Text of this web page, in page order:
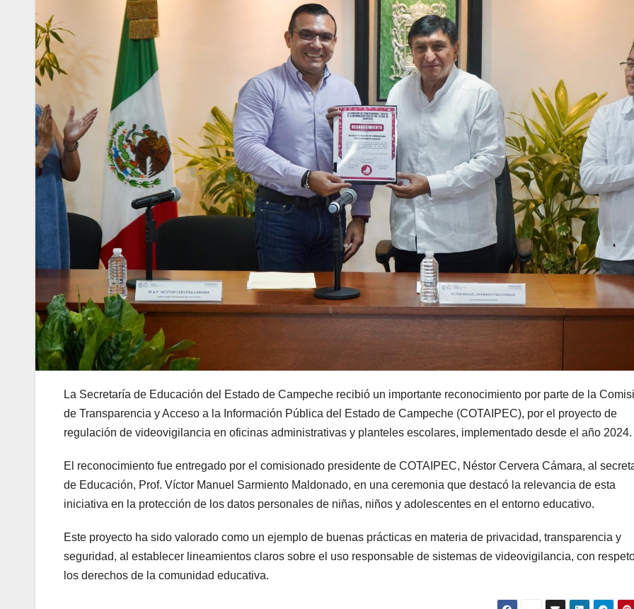
La Secretaría de Educación del Estado de Campeche recibió un importante reconocimiento por parte de la
de Transparencia y Acceso a la Información Pública del Estado de Campeche (COTAIPEC), por el proyecto de
regulación de videovigilancia en oficinas administrativas y planteles escolares, implementado desde el año 2024.
El reconocimiento fue entregado por el comisionado presidente de COTAIPEC, Néstor Cervera Cámara, al
de Educación, Prof. Víctor Manuel Sarmiento Maldonado, en una ceremonia que destacó la relevancia de esta
iniciativa en la protección de los datos personales de niñas, niños y adolescentes en el entorno educativo.
Este proyecto ha sido valorado como un ejemplo de buenas prácticas en materia de privacidad, transparencia y
seguridad, al establecer lineamientos claros sobre el uso responsable de sistemas de videovigilancia, con
los derechos de la comunidad educativa.